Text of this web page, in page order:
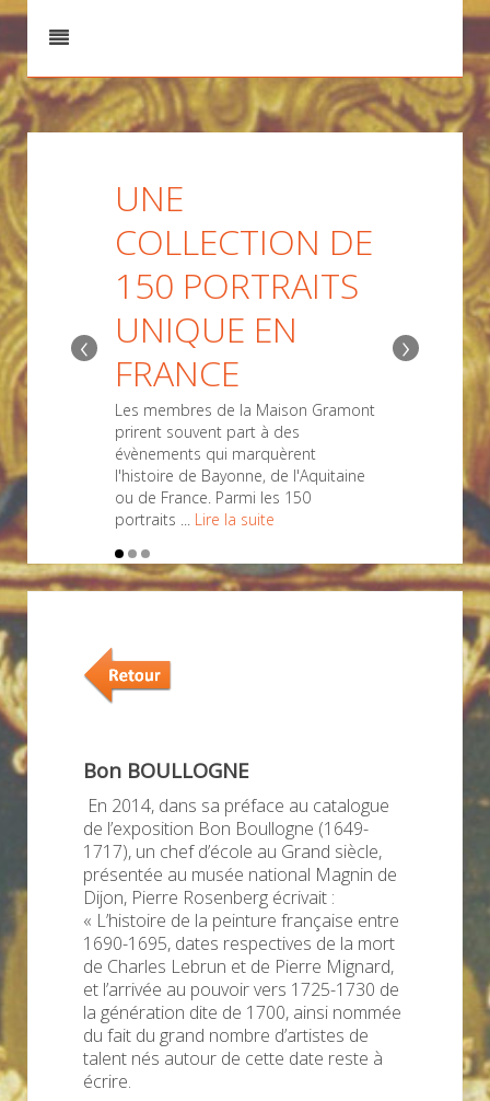
UNE
COLLECTION DE
150 PORTRAITS
UNIQUE EN
FRANCE
Les membres de la Maison Gramont
prirent souvent part à des
évènements qui marquèrent
l'histoire de Bayonne, de l'Aquitaine
ou de France. Parmi les 150
portraits ... Lire la suite
›
‹
Bon BOULLOGNE
En 2014, dans sa préface au catalogue
de l’exposition Bon Boullogne (1649-
1717), un chef d’école au Grand siècle,
présentée au musée national Magnin de
Dijon, Pierre Rosenberg écrivait :
« L’histoire de la peinture française entre
1690-1695, dates respectives de la mort
de Charles Lebrun et de Pierre Mignard,
et l’arrivée au pouvoir vers 1725-1730 de
la génération dite de 1700, ainsi nommée
du fait du grand nombre d’artistes de
talent nés autour de cette date reste à
écrire.